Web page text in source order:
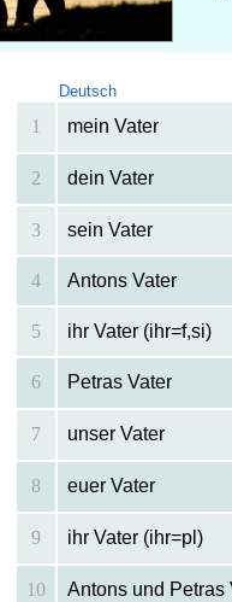
Deutsch
1 mein Vater
2 dein Vater
3 sein Vater
4 Antons Vater
5 ihr Vater (ihr=f,si)
6 Petras Vater
7 unser Vater
8 euer Vater
9 ihr Vater (ihr=pl)
10 Antons und Petras